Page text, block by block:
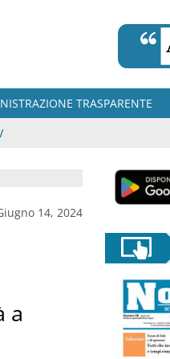
TRASPARENTE
14, 2024
a